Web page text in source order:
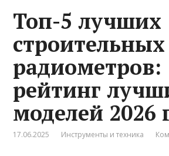
Топ-5 лучших
строительных
радиометров:
рейтинг
моделей 2026
17.06.2025 Инструменты и техника